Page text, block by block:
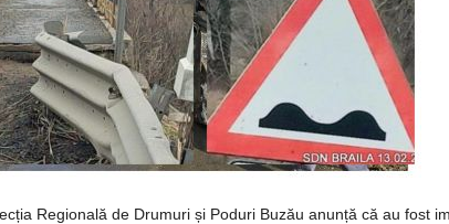
Regională de Drumuri și Poduri Buzău anunță că au fost